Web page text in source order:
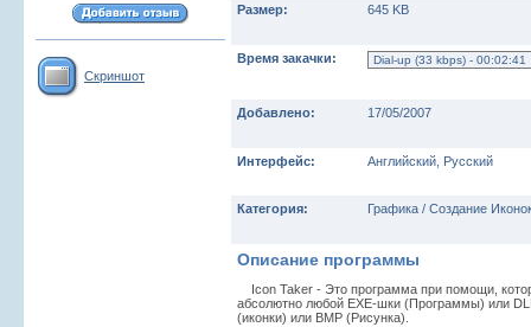
Скриншот
Размер: 645 KB
Время закачки:
Добавлено: 17/05/2007
Интерфейс: Английский, Русский
Категория: Графика / Создание
Описание программы
Icon Taker - Это программа при помощи,
абсолютно любой EXE-шки (Программы) или
(иконки) или BMP (Рисунка).